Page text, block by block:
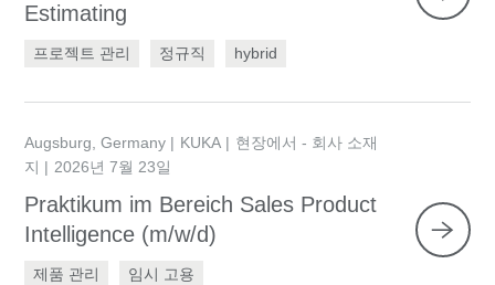
Estimating
프로젝트 관리 정규직 hybrid
Augsburg, Germany KUKA
현장에서 - 회사 소재
지
2026년 7월 23일
Praktikum im Bereich Sales Product
Intelligence (m/w/d)
제품 관리
임시 고용